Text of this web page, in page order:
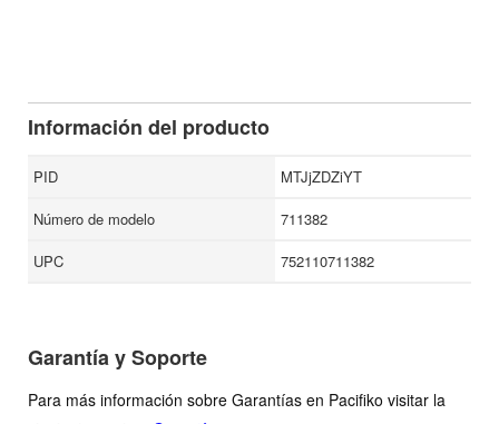
Información del producto
PID
MTJjZDZiYT
Número de modelo
711382
UPC
752110711382
Garantía y Soporte
Para más información sobre Garantías en Pacifiko visitar la